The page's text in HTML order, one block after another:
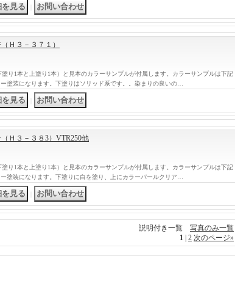
Ｈ３－３７１）
り1本と上塗り1本）と見本のカラーサンプルが付属します。カラーサンプルは下記
塗装になります。下塗りはソリッド系です。。染まりの良いの…
Ｈ３－３８3）VTR250他
り1本と上塗り1本）と見本のカラーサンプルが付属します。カラーサンプルは下記
塗装になります。下塗りに白を塗り、上にカラーパールクリア…
説明付き一覧 写真のみ一覧
1 2 次のページ»